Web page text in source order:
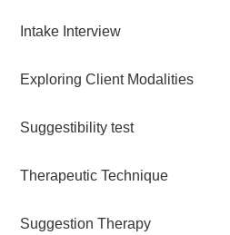
Intake Interview
Exploring Client Modalities
Suggestibility test
Therapeutic Technique
Suggestion Therapy